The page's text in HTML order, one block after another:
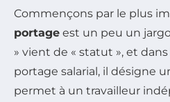
Commençons par le plus
portage est un peu un
» vient de « statut », et
portage salarial, il désigne
permet à un travailleur